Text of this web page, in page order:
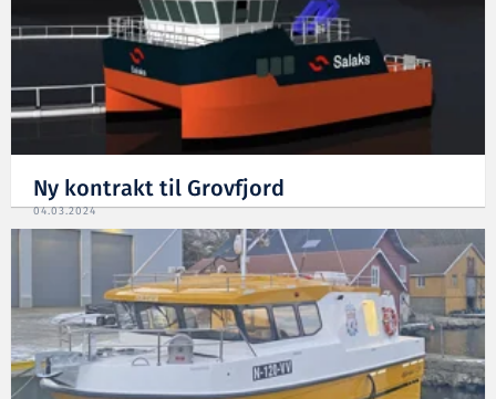
Ny kontrakt til Grovfjord
04.03.2024